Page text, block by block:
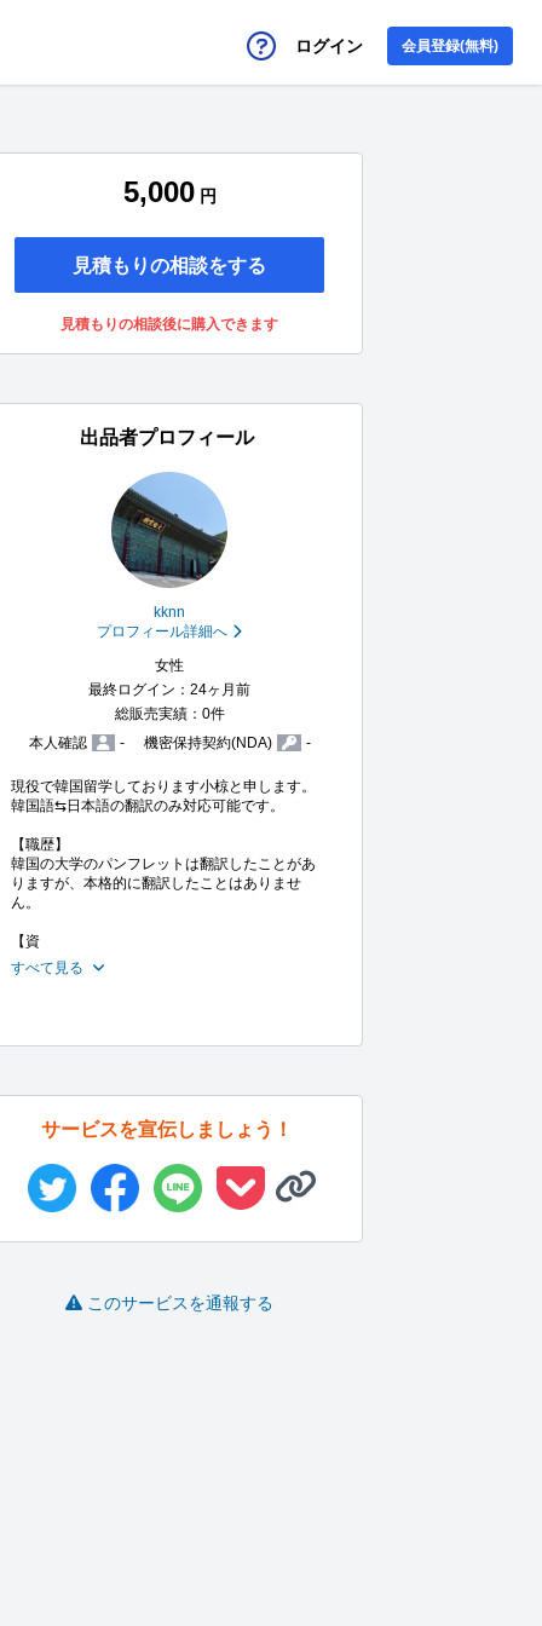
ログイン 会員登録(無料)
5,000 円
見積もりの相談をする
見積もりの相談後に購入できます
出品者プロフィール
kknn
プロフィール詳細へ
女性
最終ログイン：24ヶ月前
総販売実績：0件
本人確認
- 機密保持契約(NDA) -
現役で韓国留学しております小椋と申します。
韓国語⇆日本語の翻訳のみ対応可能です。
【職歴】
韓国の大学のパンフレットは翻訳したことがあ
りますが、本格的に翻訳したことはありませ
ん。
【資
すべて見る
サービスを宣伝しましょう！
このサービスを通報する